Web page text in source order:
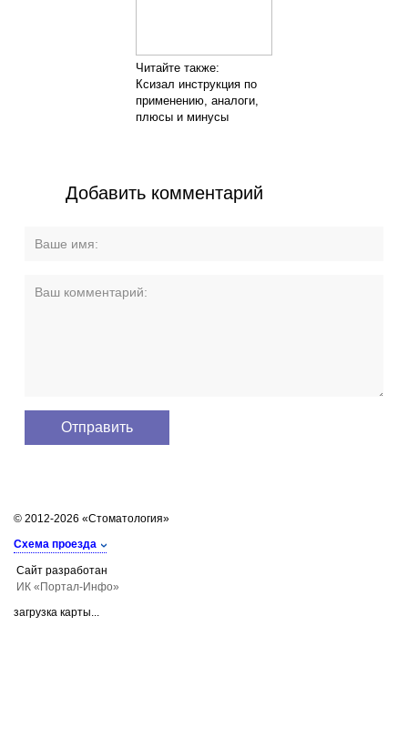
Читайте также:
Ксизал инструкция по
применению, аналоги,
плюсы и минусы
Добавить комментарий
© 2012-2026 «Стоматология»
Схема проезда
Сайт разработан
ИК «Портал-Инфо»
загрузка карты...